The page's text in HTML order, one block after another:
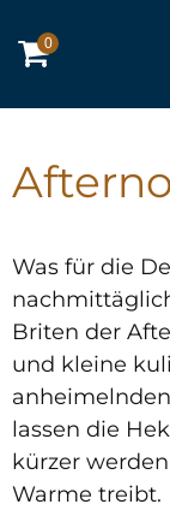
0
Was für die
Briten der
und kleine
lassen die
kürzer
Warme treibt.